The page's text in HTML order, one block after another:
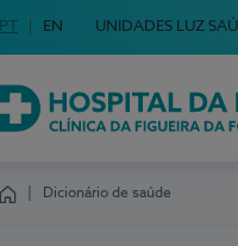
Escolha o seu idioma
Idioma em Português
PT English Language
EN UNIDADES LUZ
Hospital da Luz Clínica da
Dicionário de saúde